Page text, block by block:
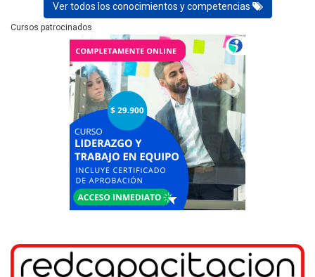
Ver todos los conocimientos y competencias
Cursos patrocinados